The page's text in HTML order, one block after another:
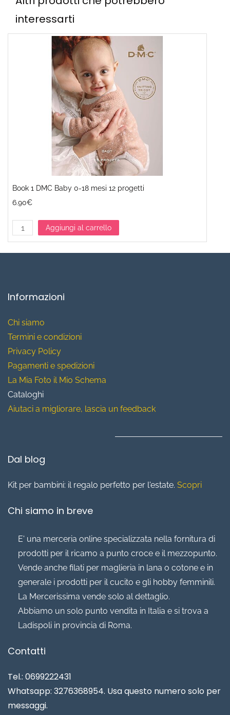
interessarti
Book 1 DMC Baby 0-18 mesi 12 progetti
6.90€
Aggiungi al carrello
Informazioni
Chi siamo
Termini e condizioni
Privacy Policy
Pagamenti e spedizioni
La Mia Foto il Mio Schema
Cataloghi
Aiutaci a migliorare, lascia un feedback
Dal blog
Kit per bambini: il regalo perfetto per l'estate. Scopri
Chi siamo in breve
E' una merceria online specializzata nella fornitura di
prodotti per il ricamo a punto croce e il mezzopunto.
Vende anche filati per maglieria in lana o cotone e in
generale i prodotti per il cucito e gli hobby femminili.
La Mercerissima vende solo al dettaglio.
Abbiamo un solo punto vendita in Italia e si trova a
Ladispoli in provincia di Roma.
Contatti
Tel.: 0699222431
Whatsapp: 3276368954. Usa questo numero solo per
messaggi.